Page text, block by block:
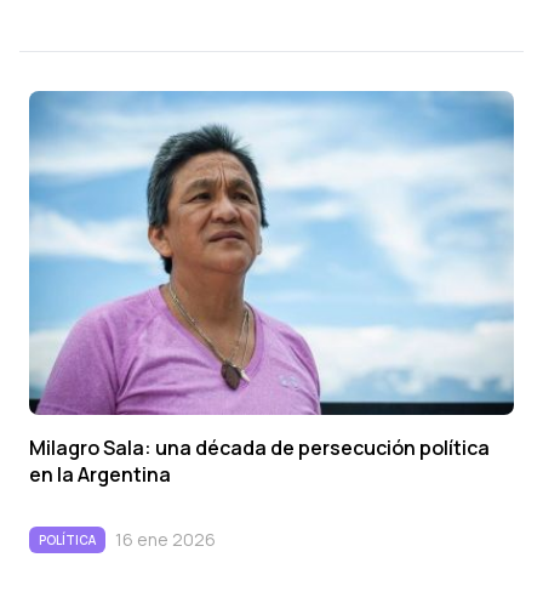
Milagro Sala: una década de persecución política
en la Argentina
POLÍTICA 16 ene 2026